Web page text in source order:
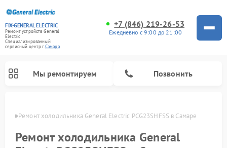
FIX-GENERAL ELECTRIC
Ремонт устройств General
Electric
Специализированный
cервисный центр г.Самара
+7 (846) 219-26-53
Ежедневно с 9:00 до 21:00
Мы ремонтируем Позвонить
Ремонт холодильника General Electric PCG23SHFSS в Самаре
Ремонт холодильника General